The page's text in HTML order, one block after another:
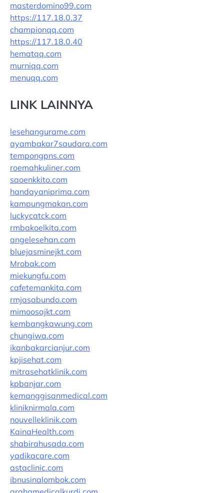
masterdomino99.com
https://117.18.0.37
championqq.com
https://117.18.0.40
hematqq.com
murniqq.com
menuqq.com
LINK LAINNYA
lesehangurame.com
ayambakar7saudara.com
tempongpns.com
roemahkuliner.com
saoenkkito.com
handayaniprima.com
kampungmakan.com
luckycatck.com
rmbakoelkita.com
angelesehan.com
bluejasminejkt.com
Mrobak.com
miekungfu.com
cafetemankita.com
rmjasabundo.com
mimoosajkt.com
kembangkawung.com
chungiwa.com
ikanbakarcianjur.com
kpjisehat.com
mitrasehatklinik.com
kpbanjar.com
kemanggisanmedical.com
kliniknirmala.com
nouvelleklinik.com
KainaHealth.com
shabirahusada.com
yadikacare.com
astaclinic.com
ibnusinalombok.com